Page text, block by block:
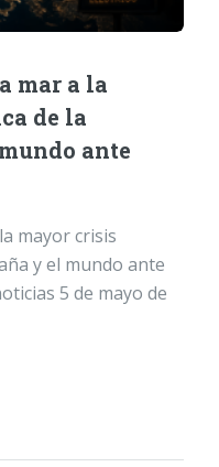
mar a la
de la
ante
mayor crisis
y el mundo ante
5 de mayo de